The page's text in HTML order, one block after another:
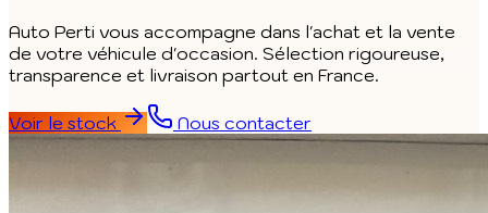
Auto Perti vous accompagne dans l'achat et la vente
de votre véhicule d'occasion. Sélection rigoureuse,
transparence et livraison partout en France.
Voir le stock Nous contacter